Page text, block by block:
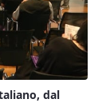
dal